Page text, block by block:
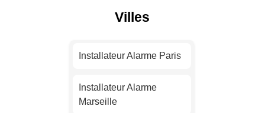
Villes
Installateur Alarme Paris
Installateur Alarme
Marseille